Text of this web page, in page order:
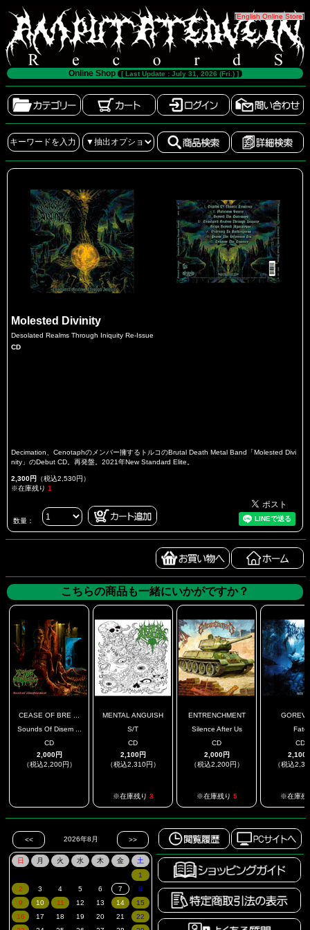
[English Online Store]
Online Shop [ Last Update : July 31, 2026 (Fri.) ]
Molested Divinity
Desolated Realms Through Iniquity Re-Issue
CD
Decimation、Cenotaphのメンバー擁するトルコのBrutal Death Metal Band「Molested Divi
nity」のDebut CD。再発盤。2021年New Standard Elite。
2,300円 （税込2,530円）
※在庫残り 1
数量：
こちらの商品も一緒にいかがですか？
CEASE OF BRE ...
Sounds Of Disem ...
CD
2,000円
（税込2,200円）
MENTAL ANGUISH
S/T
CD
2,100円
（税込2,310円）
※在庫残り 3
ENTRENCHMENT
Silence After Us
CD
2,000円
（税込2,200円）
※在庫残り 5
Fate
CD
2,100
（税込
※在庫残